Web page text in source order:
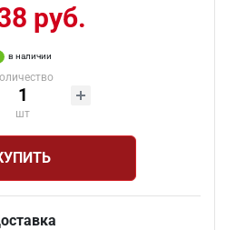
руб.
в наличии
шт